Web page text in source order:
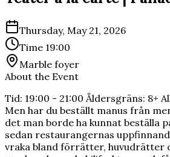
Thursday, May 21, 2026
Time 19:00
Marble foyer
About the Event
Tid: 19:00 - 21:00 Åldersgräns: 8+
Men har du beställt manus från
det man borde ha kunnat beställa
sedan restaurangernas
vraka bland förrätter, huvudrätter